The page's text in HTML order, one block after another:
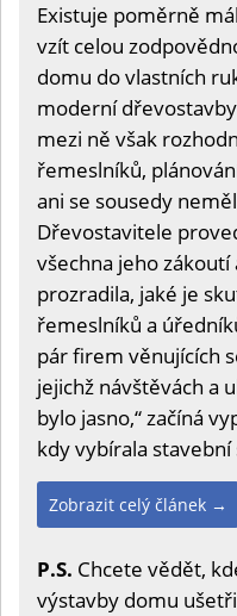
Existuje poměrně
vzít celou
domu do vlastních
moderní
mezi ně však
řemeslníků,
ani se sousedy
Dřevostavitele
všechna jeho
prozradila, jaké je
řemeslníků a
pár firem věnujících
jejichž návštěvách a
bylo jasno,“ začíná
kdy vybírala
Zobrazit celý článek →
P.S. Chcete vědět,
výstavby domu